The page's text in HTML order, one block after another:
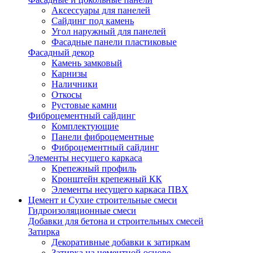
Аксессуары для панелей
Сайдинг под камень
Угол наружный для панелей
Фасадные панели пластиковые
Фасадный декор
Камень замковый
Карнизы
Наличники
Откосы
Рустовые камни
Фиброцементный сайдинг
Комплектующие
Панели фиброцементные
Фиброцементный сайдинг
Элементы несущего каркаса
Крепежный профиль
Кронштейн крепежный КК
Элементы несущего каркаса ПВХ
Цемент и Сухие строительные смеси
Гидроизоляционные смеси
Добавки для бетона и строительных смесей
Затирка
Декоративные добавки к затиркам